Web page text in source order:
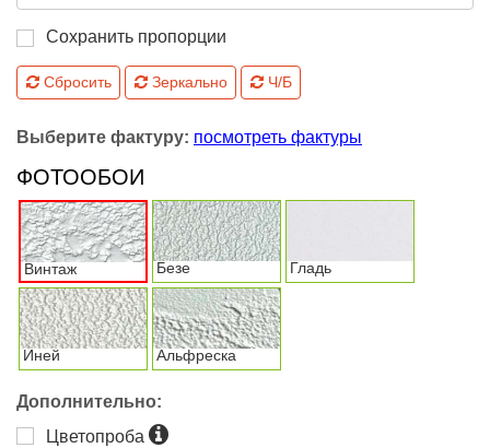
Сохранить пропорции
Сбросить Зеркально Ч/Б
Выберите фактуру: посмотреть фактуры
ФОТООБОИ
Винтаж Безе Гладь
Иней Альфреска
Дополнительно:
Цветопроба